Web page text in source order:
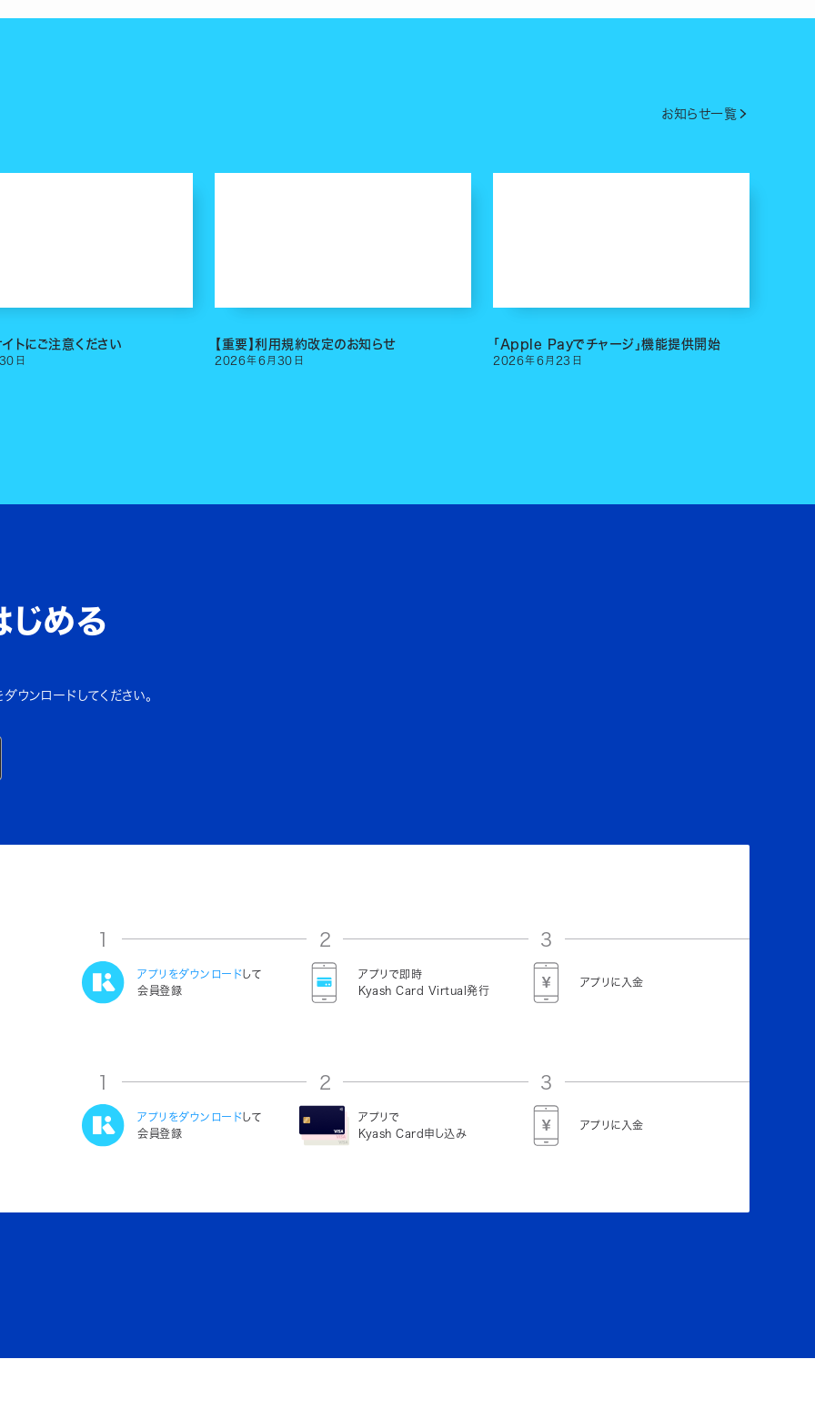
お知らせ一覧
イトにご注意ください
日
【重要】利用規約改定のお知らせ
2026年6 月 30 日
「Apple Payでチャージ」機能提供開始
2026年6 月 23 日
める
ウンロードしてください。
1
アプリをダウンロード して
会員登録
2
アプリで即時
Kyash Card Virtual発行
3
アプリに入金
1
アプリをダウンロード して
会員登録
2
アプリで
Kyash Card申し込み
3
アプリに入金